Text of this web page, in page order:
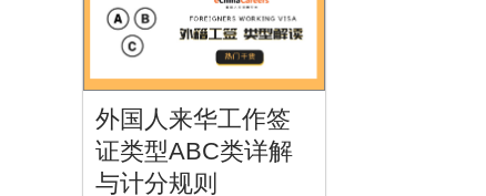
外国人来华工作签
证类型ABC类详解
与计分规则